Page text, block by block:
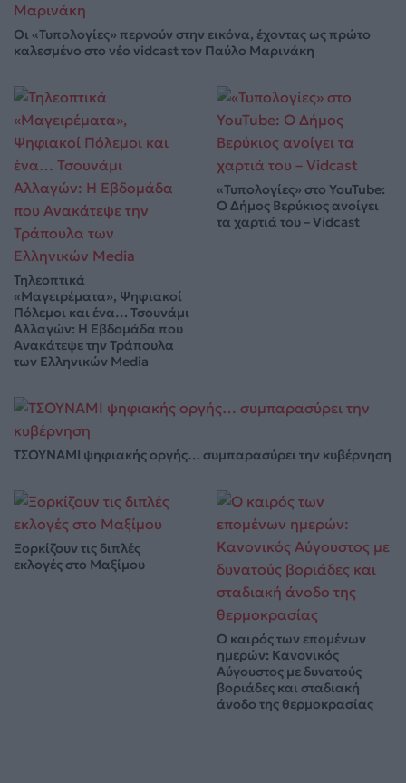
Οι «Τυπολογίες» περνούν στην εικόνα, έχοντας ως πρώτο
καλεσμένο στο νέο vidcast τον Παύλο Μαρινάκη
Τηλεοπτικά
«Μαγειρέματα», Ψηφιακοί
Πόλεμοι και ένα… Τσουνάμι
Αλλαγών: Η Εβδομάδα που
Ανακάτεψε την Τράπουλα
των Ελληνικών Media
«Τυπολογίες» στο YouTube:
Ο Δήμος Βερύκιος ανοίγει
τα χαρτιά του – Vidcast
ΤΣΟΥΝΑΜΙ ψηφιακής οργής… συμπαρασύρει την κυβέρνηση
Ξορκίζουν τις διπλές
εκλογές στο Μαξίμου
Ο καιρός των επομένων
ημερών: Κανονικός
Αύγουστος με δυνατούς
βοριάδες και σταδιακή
άνοδο της θερμοκρασίας